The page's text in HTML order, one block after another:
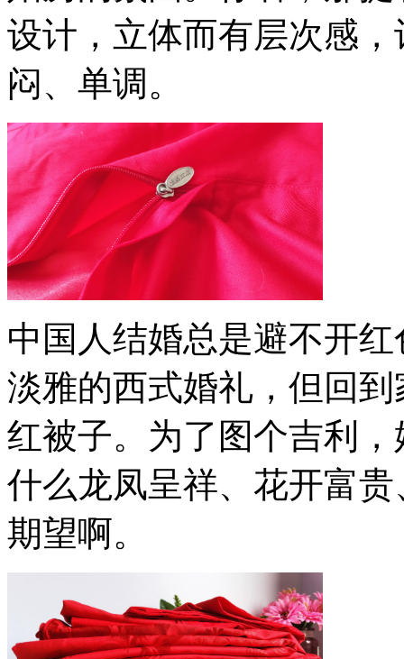
设计，立体而有层次感
闷、单调。
中国人结婚总是避不开
淡雅的西式婚礼，但回
红被子。为了图个吉利
什么龙凤呈祥、花开富
期望啊。